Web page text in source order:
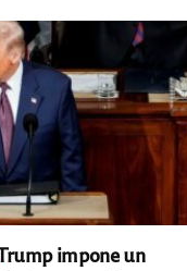
impone un